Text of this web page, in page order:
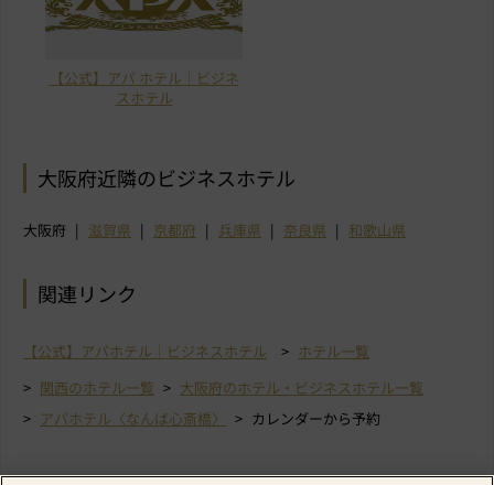
【公式】アパ ホテル｜ビジネ
スホテル
大阪府近隣のビジネスホテル
大阪府 滋賀県 京都府 兵庫県 奈良県 和歌山県
関連リンク
【公式】アパホテル｜ビジネスホテル
ホテル一覧
関西のホテル一覧
大阪府のホテル・ビジネスホテル一覧
アパホテル〈なんば心斎橋〉
カレンダーから予約